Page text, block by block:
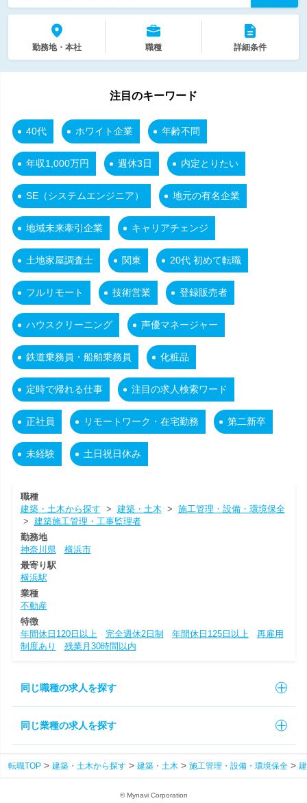
勤務地・本社 職種 詳細条件
注目のキーワード
40代 ホワイト企業 年齢不問
年収1,000万円 週休3日 内定とりたい
SE（システムエンジニア） 地元の有名企業
地域未来牽引企業 キャリアチェンジ
土地家屋調査士 関東 20代 初めて転職
フルリモート 技術営業 登録販売者
ハウスクリーニング 声優マネージャー
鉄道乗務員・船舶乗務員 化粧品
定時で帰れる仕事 注目の求人検索ワード
正社員 リモートワーク・在宅勤務 第二新卒
未経験 土日祝日休み
職種
建築・土木から探す > 建築・土木 > 施工管理・設備・環境保全
> 建築施工管理・工事監理者
勤務地
神奈川県
横浜市
最寄り駅
横浜駅
業種
不動産
特徴
年間休日120日以上
完全週休2日制 年間休日125日以上
再雇用
制度あり
残業月30時間以内
同じ職種の求人を探す
同じ業種の求人を探す
転職TOP 建築・土木から探す 建築・土木 施工管理・設備・環境保全
© Mynavi Corporation